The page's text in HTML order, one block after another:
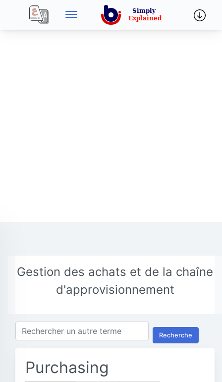
Gestion des achats et de la chaîne
d'approvisionnement
Recherche
Purchasing